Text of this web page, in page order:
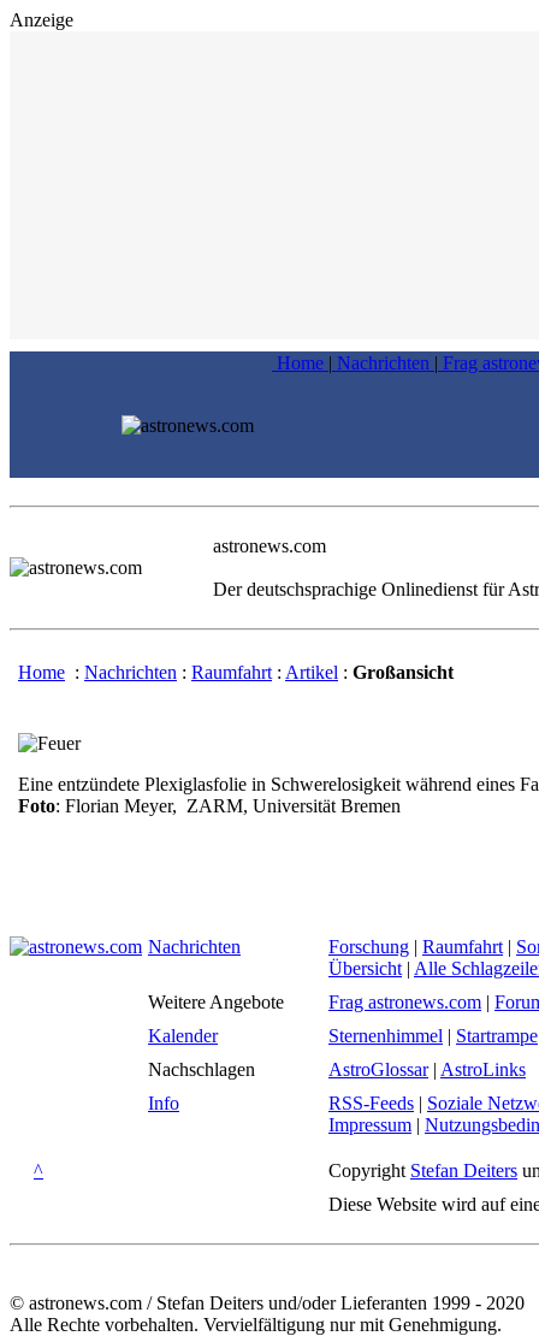
Anzeige
Home | Nachrichten | Frag
astronews.com
Der deutschsprachige Onlinedienst für
Home : Nachrichten : Raumfahrt : Artikel : Großansicht
Eine entzündete Plexiglasfolie in Schwerelosigkeit während eines
Foto: Florian Meyer, ZARM, Universität Bremen
Nachrichten Forschung | Raumfahrt |
Übersicht | Alle
Weitere Angebote
Frag astronews.com |
Kalender
Sternenhimmel | Startrampe
Nachschlagen
AstroGlossar| AstroLinks
Info
RSS-Feeds | Soziale
Impressum |
^ Copyright Stefan Deiters
Diese Website wird auf
© astronews.com / Stefan Deiters und/oder Lieferanten 1999 - 2020
Alle Rechte vorbehalten. Vervielfältigung nur mit Genehmigung.